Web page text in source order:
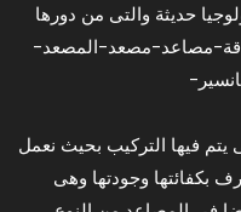
حديثة والتى من دورها
مصاعد-مصعد-المصعد-
يتم فيها التركيب بحيث نعمل
بكفائتها وجودتها وهى